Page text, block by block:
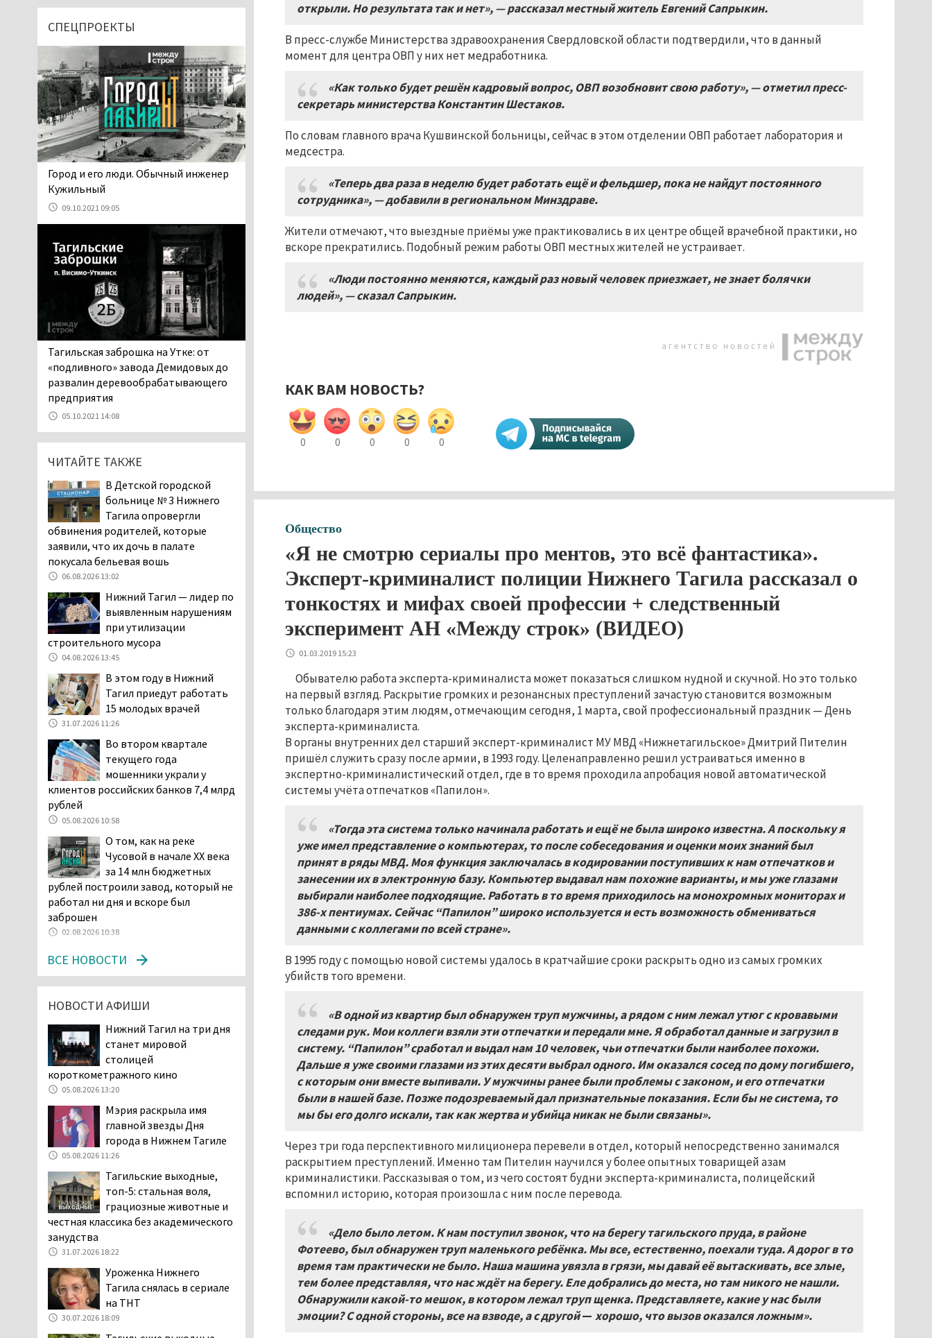
открыли. Но результата так и нет», — рассказал местный житель Евгений Сапрыкин.
В пресс-службе Министерства здравоохранения Свердловской области подтвердили, что в данный
момент для центра ОВП у них нет медработника.
«Как только будет решён кадровый вопрос, ОВП возобновит свою работу», — отметил пресс-
секретарь министерства Константин Шестаков.
По словам главного врача Кушвинской больницы, сейчас в этом отделении ОВП работает лаборатория и
медсестра.
«Теперь два раза в неделю будет работать ещё и фельдшер, пока не найдут постоянного
сотрудника», — добавили в региональном Минздраве.
Жители отмечают, что выездные приёмы уже практиковались в их центре общей врачебной практики, но
вскоре прекратились. Подобный режим работы ОВП местных жителей не устраивает.
«Люди постоянно меняются, каждый раз новый человек приезжает, не знает болячки
людей», — сказал Сапрыкин.
КАК ВАМ НОВОСТЬ?
0 0 0 0 0
Общество
«Я не смотрю сериалы про ментов, это всё фантастика».
Эксперт-криминалист полиции Нижнего Тагила рассказал о
тонкостях и мифах своей профессии + следственный
эксперимент АН «Между строк» (ВИДЕО)
01.03.2019 15:23
Обывателю работа эксперта-криминалиста может показаться слишком нудной и скучной. Но это только
на первый взгляд. Раскрытие громких и резонансных преступлений зачастую становится возможным
только благодаря этим людям, отмечающим сегодня, 1 марта, свой профессиональный праздник — День
эксперта-криминалиста.
В органы внутренних дел старший эксперт-криминалист МУ МВД «Нижнетагильское» Дмитрий Пителин
пришёл служить сразу после армии, в 1993 году. Целенаправленно решил устраиваться именно в
экспертно-криминалистический отдел, где в то время проходила апробация новой автоматической
системы учёта отпечатков «Папилон».
«Тогда эта система только начинала работать и ещё не была широко известна. А поскольку я
уже имел представление о компьютерах, то после собеседования и оценки моих знаний был
принят в ряды МВД. Моя функция заключалась в кодировании поступивших к нам отпечатков и
занесении их в электронную базу. Компьютер выдавал нам похожие варианты, и мы уже глазами
выбирали наиболее подходящие. Работать в то время приходилось на монохромных мониторах и
386-х пентиумах. Сейчас “Папилон” широко используется и есть возможность обмениваться
данными с коллегами по всей стране».
В 1995 году с помощью новой системы удалось в кратчайшие сроки раскрыть одно из самых громких
убийств того времени.
«В одной из квартир был обнаружен труп мужчины, а рядом с ним лежал утюг с кровавыми
следами рук. Мои коллеги взяли эти отпечатки и передали мне. Я обработал данные и загрузил в
систему. “Папилон” сработал и выдал нам 10 человек, чьи отпечатки были наиболее похожи.
Дальше я уже своими глазами из этих десяти выбрал одного. Им оказался сосед по дому погибшего,
с которым они вместе выпивали. У мужчины ранее были проблемы с законом, и его отпечатки
были в нашей базе. Позже подозреваемый дал признательные показания. Если бы не система, то
мы бы его долго искали, так как жертва и убийца никак не были связаны».
Через три года перспективного милиционера перевели в отдел, который непосредственно занимался
раскрытием преступлений. Именно там Пителин научился у более опытных товарищей азам
криминалистики. Рассказывая о том, из чего состоят будни эксперта-криминалиста, полицейский
вспомнил историю, которая произошла с ним после перевода.
«Дело было летом. К нам поступил звонок, что на берегу тагильского пруда, в районе
Фотеево, был обнаружен труп маленького ребёнка. Мы все, естественно, поехали туда. А дорог в то
время там практически не было. Наша машина увязла в грязи, мы давай её вытаскивать, все злые,
тем более представляя, что нас ждёт на берегу. Еле добрались до места, но там никого не нашли.
Обнаружили какой-то мешок, в котором лежал труп щенка. Представляете, какие у нас были
эмоции? С одной стороны, все на взводе, а с другой— хорошо, что вызов оказался ложным».
В Детской городской
больнице № 3 Нижнего
обвинения родителей, которые
заявили, что их дочь в палате
покусала бельевая вошь
06.08.2026 13:02
В Нижнем Тагиле на три
дня запретят
электросамокаты
вошь». Родители 10-
пожаловались на кровососущих
паразитов, которые искусали их
ребёнка в детской больнице
Нижнего Тагила
05.08.2026 17:59
Директора уральского
предприятия по
производству дронов
«Упырь» подорвали в автомобиле
под Екатеринбургом
05.08.2026 17:05
Эксперты назвали
рыбы в Свердловской
области
Осуждённый за убийство
тагильского хоккеиста
Александра Чумарина
Самат Хазипов в очередной раз
попал на скамью подсудимых
05.08.2026 15:28
Госдумы Ильтякова,
назвавшего незамужних
женщин неполноценными людьми, а
неженатых мужчин — инвалидами,
проверит прокуратура (ВИДЕО)
05.08.2026 14:40
На водоёмах
Свердловской области с
начала купального сезона
погиб 21 человек
05.08.2026 14:05
Нижний Тагил на три дня
станет мировой
короткометражного кино
05.08.2026 13:20
Мэрия раскрыла имя
главной звезды Дня
города в Нижнем Тагиле
05.08.2026 11:26
В Нижнем Тагиле
Виталия Говорухина
05.08.2026 11:10
текущего года
мошенники украли у
клиентов российских банков 7,4 млрд
рублей
05.08.2026 10:58
Жителей центра Нижнего
Тагила напугала система
оповещения о
заложенной бомбе
04.08.2026 17:57
«Выезжать на круговое
движение здесь очень
опасно: машин, которые
надо пропускать, почти не видно».
Тагильчане пожаловались на плохой
обзор из-за высокой травы у дороги
Первомайской
04.08.2026 16:53
Отлавливать собак в
СПЕЦПРОЕКТЫ
​​​​​​​Город и его люди. Обычный инженер
Кужильный
09.10.2021 09:05
Тагильская заброшка на Утке: от
«подливного» завода Демидовых до
развалин деревообрабатывающего
предприятия
05.10.2021 14:08
ЧИТАЙТЕ ТАКЖЕ
В Детской городской
больнице № 3 Нижнего
Тагила опровергли
обвинения родителей, которые
заявили, что их дочь в палате
покусала бельевая вошь
06.08.2026 13:02
Нижний Тагил — лидер по
выявленным нарушениям
при утилизации
строительного мусора
04.08.2026 13:45
В этом году в Нижний
Тагил приедут работать
15 молодых врачей
31.07.2026 11:26
Во втором квартале
текущего года
мошенники украли у
клиентов российских банков 7,4 млрд
рублей
05.08.2026 10:58
О том, как на реке
Чусовой в начале XX века
за 14 млн бюджетных
рублей построили завод, который не
работал ни дня и вскоре был
заброшен
02.08.2026 10:38
ВСЕ НОВОСТИ
НОВОСТИ АФИШИ
Нижний Тагил на три дня
станет мировой
столицей
короткометражного кино
05.08.2026 13:20
Мэрия раскрыла имя
главной звезды Дня
города в Нижнем Тагиле
05.08.2026 11:26
Тагильские выходные,
топ-5: стальная воля,
грациозные животные и
честная классика без академического
занудства
31.07.2026 18:22
Уроженка Нижнего
Тагила снялась в сериале
на ТНТ
30.07.2026 18:09